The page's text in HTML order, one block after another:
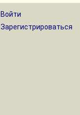
Войти
Зарегистрироваться